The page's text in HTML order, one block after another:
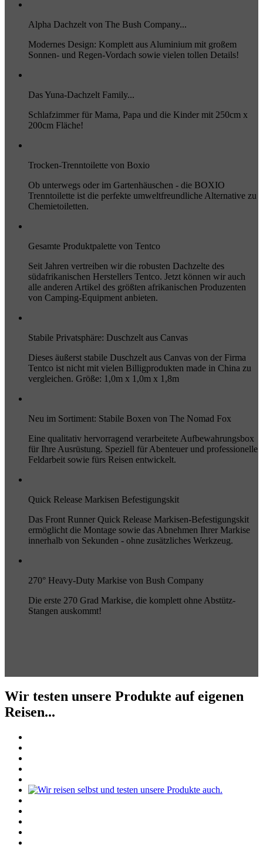
Alpha Dachzelt von The Bush Company...
Modernes Design: Komplett aus Aluminium mit großem
Sonnen- und Regen-Vordach sowie vielen tollen Details!
Das Yuna-Dachzelt Family...
Schlafzimmer für Mama, Papa und die Kinder mit 250cm x
200cm Fläche!
Trocken-Trenntoilette von Boxio
Ob unterwegs oder im Gartenhäuschen - die BOXIO
Trenntoilette ist die perfekte umweltfreundliche Alternative zu
Chemietoiletten.
Gesamte Produktpalette von Tentco
Seit Jahren vertreiben wir die robusten Dachzelte des
südafrikanischen Herstellers Tentco. Jetzt können wir auch
alle anderen Artikel des größten afrikanischen Produzenten
von Camping-Equipment anbieten.
Stabile Privatsphäre: Duschzelt aus Canvas
Dieses äußerst stabile Duschzelt aus Canvas von der Firma
Tentco ist nicht mit vielen Billigprodukten made in China zu
vergleichen. Größe: 1,0m x 1,0m x 1,8m
Neu im Sortiment: Stabile Boxen von The Nomad Fox
Eine qualitativ hervorragend verarbeitete Aufbewahrungsbox
für Ihre Ausrüstung. Speziell für Abenteuer und professionelle
Feldarbeit sowie fürs Reisen entwickelt.
Quick Release Markisen Befestigungskit
Das Front Runner Quick Release Markisen-Befestigungskit
ermöglicht die Montage sowie das Abnehmen Ihrer Markise
innerhalb von Sekunden - ohne zusätzliches Werkzeug.
270° Heavy-Duty Markise von Bush Company
Die erste 270 Grad Markise, die komplett ohne Abstütz-
Stangen auskommt!
Wir testen unsere Produkte auf eigenen
Reisen...